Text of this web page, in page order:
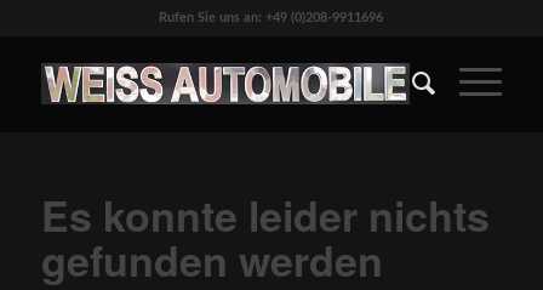
Rufen Sie uns an: +49 (0)208-9911696
Es konnte leider nichts
gefunden werden